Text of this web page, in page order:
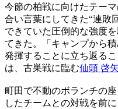
今節の柏戦に向けたテー
合い言葉にしてきた“連敗
できていた圧倒的な強度
てきた。「キャンプから
発揮することに立ち返る
は、古巣戦に臨む仙頭 啓矢
町田で不動のボランチの
したチームとの対戦を前